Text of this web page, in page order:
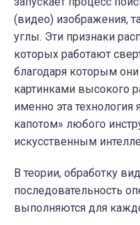
(видео) изображения,
углы. Эти признаки
которых работают
благодаря которым
картинками высокого
именно эта технология
капотом» любого
искусственным
В теории, обработку
последовательность
выполняются для